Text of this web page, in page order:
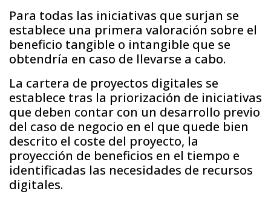
Para todas las iniciativas que surjan se
establece una primera valoración sobre el
beneficio tangible o intangible que se
obtendría en caso de llevarse a cabo.
La cartera de proyectos digitales se
establece tras la priorización de iniciativas
que deben contar con un desarrollo previo
del caso de negocio en el que quede bien
descrito el coste del proyecto, la
proyección de beneficios en el tiempo e
identificadas las necesidades de recursos
digitales.